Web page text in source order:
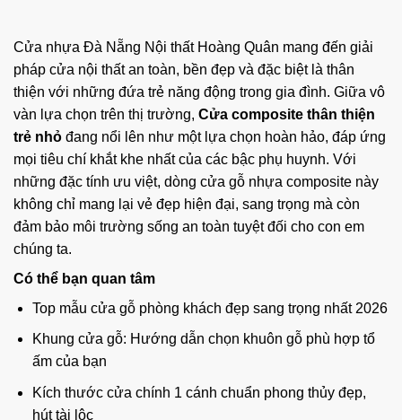
Cửa nhựa Đà Nẵng Nội thất Hoàng Quân mang đến giải
pháp cửa nội thất an toàn, bền đẹp và đặc biệt là thân
thiện với những đứa trẻ năng động trong gia đình. Giữa vô
vàn lựa chọn trên thị trường, Cửa composite thân thiện
trẻ nhỏ đang nổi lên như một lựa chọn hoàn hảo, đáp ứng
mọi tiêu chí khắt khe nhất của các bậc phụ huynh. Với
những đặc tính ưu việt, dòng cửa gỗ nhựa composite này
không chỉ mang lại vẻ đẹp hiện đại, sang trọng mà còn
đảm bảo môi trường sống an toàn tuyệt đối cho con em
chúng ta.
Có thể bạn quan tâm
Top mẫu cửa gỗ phòng khách đẹp sang trọng nhất 2026
Khung cửa gỗ: Hướng dẫn chọn khuôn gỗ phù hợp tổ
ấm của bạn
Kích thước cửa chính 1 cánh chuẩn phong thủy đẹp,
hút tài lộc